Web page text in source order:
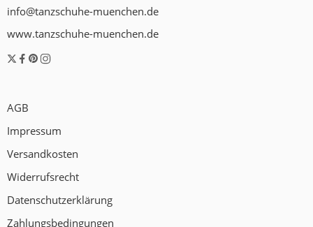
info@tanzschuhe-muenchen.de
www.tanzschuhe-muenchen.de
AGB
Impressum
Versandkosten
Widerrufsrecht
Datenschutzerklärung
Zahlungsbedingungen